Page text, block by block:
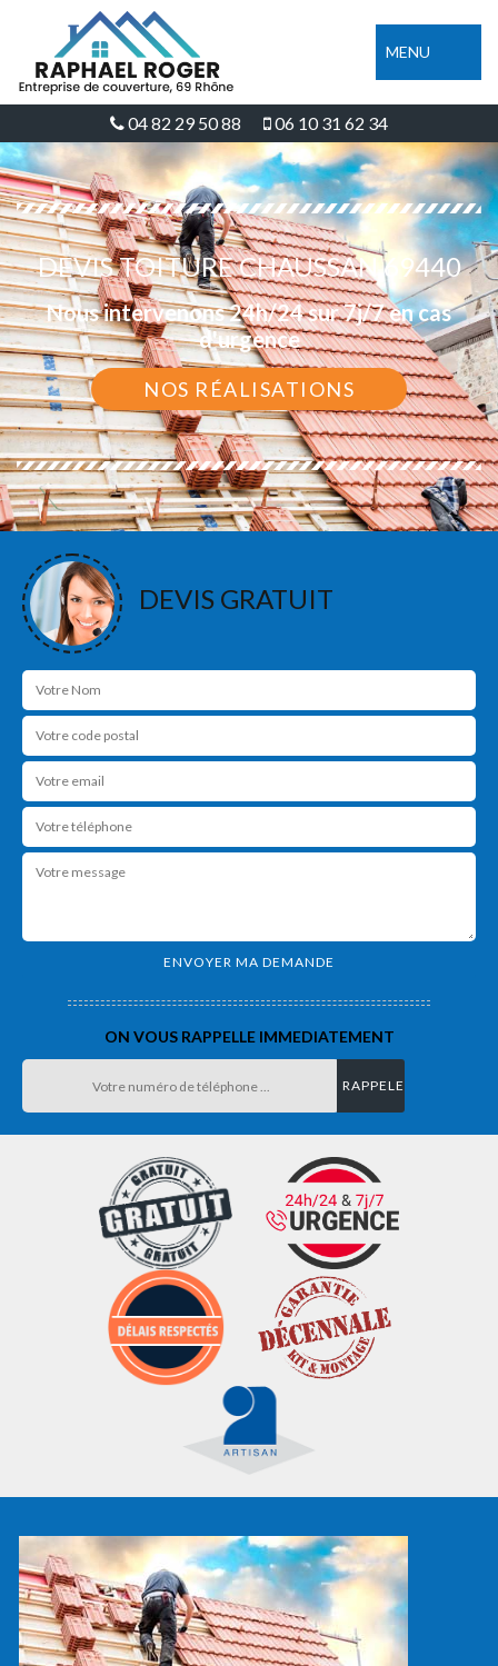
MENU
04 82 29 50 88 06 10 31 62 34
DEVIS TOITURE CHAUSSAN 69440
Nous intervenons 24h/24 sur 7j/7 en cas
d'urgence
NOS RÉALISATIONS
DEVIS GRATUIT
ON VOUS RAPPELLE IMMEDIATEMENT